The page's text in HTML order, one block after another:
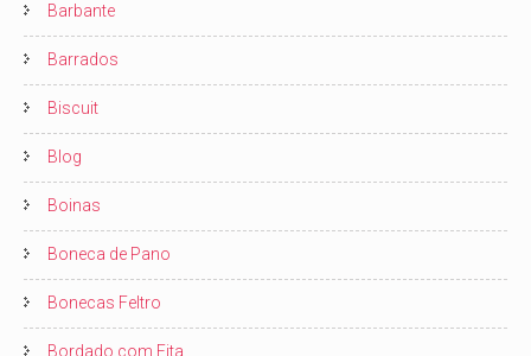
Barbante
Barrados
Biscuit
Blog
Boinas
Boneca de Pano
Bonecas Feltro
Bordado com Fita